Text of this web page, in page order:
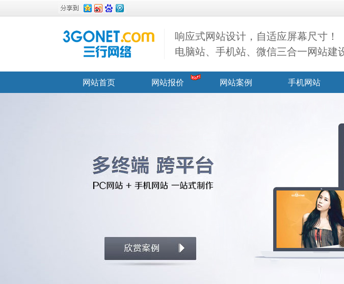
响应式网站设计，自适应屏幕尺寸！
电脑站、手机站、微信三合一网站建
网站首页 网站报价 网站案例 手机网站